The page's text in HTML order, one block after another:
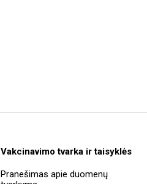
Vakcinavimo tvarka ir taisyklės
Pranešimas apie duomenų